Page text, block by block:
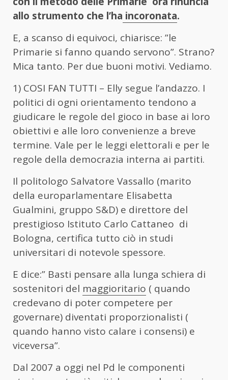
allo strumento che l’ha incoronata.
E, a scanso di equivoci, chiarisce: ”le
Primarie si fanno quando servono”. Strano?
Mica tanto. Per due buoni motivi. Vediamo.
1) COSI FAN TUTTI – Elly segue l’andazzo. I
politici di ogni orientamento tendono a
giudicare le regole del gioco in base ai loro
obiettivi e alle loro convenienze a breve
termine. Vale per le leggi elettorali e per le
regole della democrazia interna ai partiti.
Il politologo Salvatore Vassallo (marito
della europarlamentare Elisabetta
Gualmini, gruppo S&D) e direttore del
prestigioso Istituto Carlo Cattaneo di
Bologna, certifica tutto ciò in studi
universitari di notevole spessore.
E dice:” Basti pensare alla lunga schiera di
sostenitori del maggioritario ( quando
credevano di poter competere per
governare) diventati proporzionalisti (
quando hanno visto calare i consensi) e
viceversa”.
Dal 2007 a oggi nel Pd le componenti